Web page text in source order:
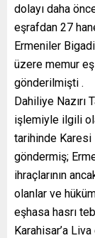
dolayı daha
eşrafdan 27
Ermeniler
üzere memur
gönderilmişti .
Dahiliye Nazırı
işlemiyle ilgili
tarihinde Karesi
göndermiş;
ihraçlarının
olanlar ve
eşhasa hasrı
Karahisar’a